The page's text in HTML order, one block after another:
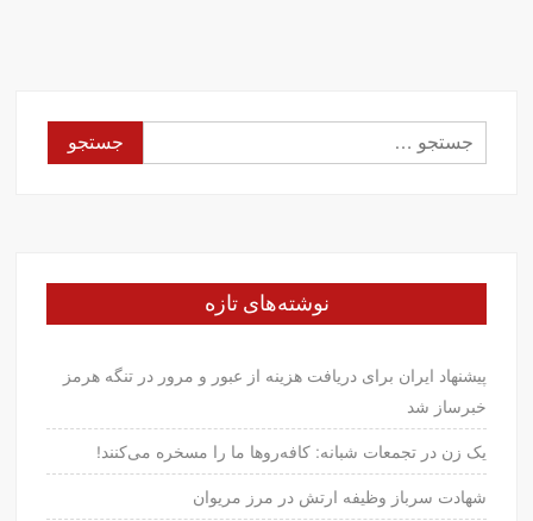
جستجو
برای:
نوشته‌های تازه
پیشنهاد ایران برای دریافت هزینه از عبور و مرور در تنگه هرمز
خبرساز شد
یک زن در تجمعات شبانه: کافه‌روها ما را مسخره می‌کنند!
شهادت سرباز وظیفه ارتش در مرز مریوان